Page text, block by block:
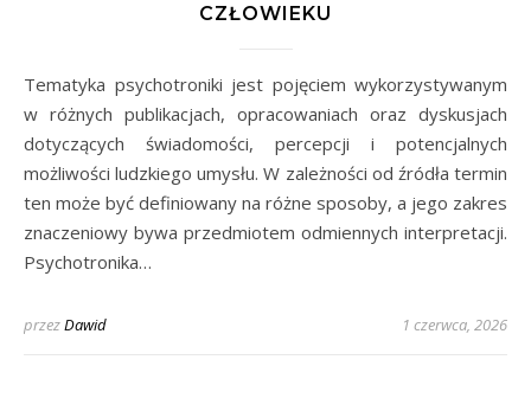
CZŁOWIEKU
Tematyka psychotroniki jest pojęciem wykorzystywanym
w różnych publikacjach, opracowaniach oraz dyskusjach
dotyczących świadomości, percepcji i potencjalnych
możliwości ludzkiego umysłu. W zależności od źródła termin
ten może być definiowany na różne sposoby, a jego zakres
znaczeniowy bywa przedmiotem odmiennych interpretacji.
Psychotronika…
przezDawid 1 czerwca, 2026